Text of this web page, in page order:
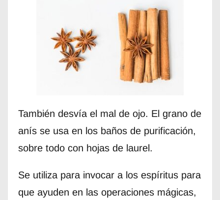
También desvía el mal de ojo. El grano de
anís se usa en los baños de purificación,
sobre todo con hojas de laurel.
Se utiliza para invocar a los espíritus para
que ayuden en las operaciones mágicas,